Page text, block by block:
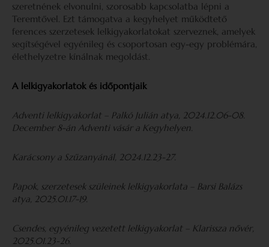
szeretnének elvonulni, szorosabb kapcsolatba lépni a
Teremtővel. Ezt támogatva a kegyhelyet működtető
ferences szerzetesek lelkigyakorlatokat szerveznek, amelyek
segítségével egyénileg és csoportosan egy-egy problémára,
élethelyzetre kínálnak megoldást.
A lelkigyakorlatok és időpontjaik
Adventi lelkigyakorlat – Palkó Julián atya, 2024.12.06-08.
December 8-án Adventi vásár a Kegyhelyen.
Karácsony a Szűzanyánál, 2024.12.23-27.
Papok, szerzetesek szüleinek lelkigyakorlata – Barsi Balázs
atya, 2025.01.17-19.
Csendes, egyénileg vezetett lelkigyakorlat – Klarissza nővér,
2025.01.23-26.